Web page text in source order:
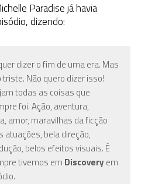
Paradise já havia
dizendo:
dizer o fim de uma era. Mas
Não quero dizer isso!
todas as coisas que
foi. Ação, aventura,
amor, maravilhas da ficção
atuações, bela direção,
belos efeitos visuais. É
tivemos em Discoveryem